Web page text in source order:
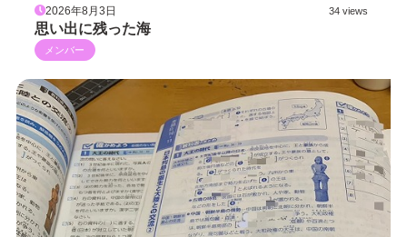
2026年8月3日 34 views
思い出に残った海
メンバー